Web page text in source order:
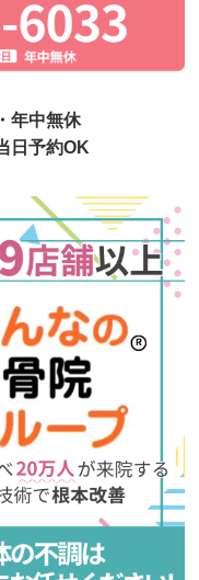
年中無休
日予約OK